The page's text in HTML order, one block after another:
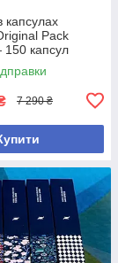
капсулах
Pack
капсул
7 290 ₴